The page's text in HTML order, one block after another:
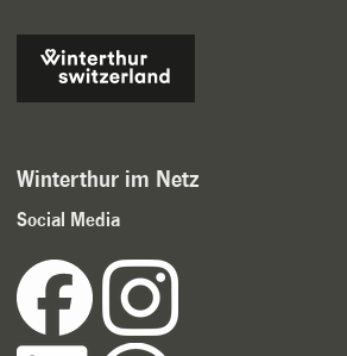
Winterthur im Netz
Social Media